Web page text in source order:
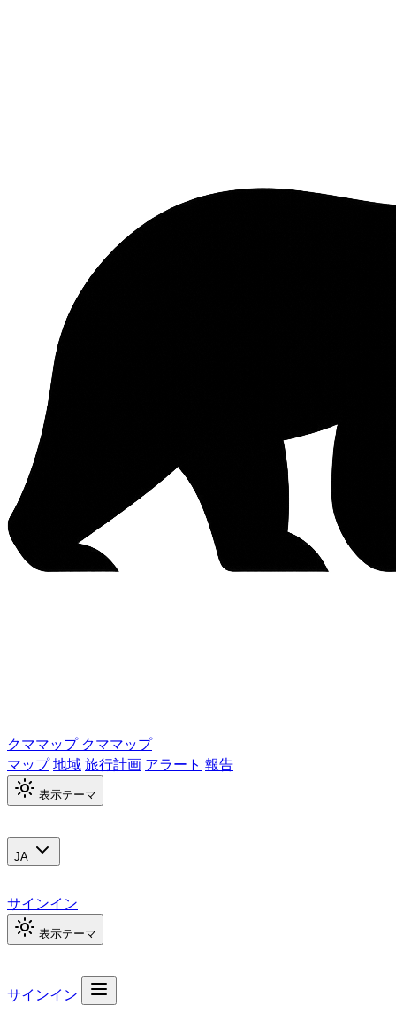
クママップ クママップ
マップ地域旅行計画 アラート 報告
表示テーマ
JA
サインイン
表示テーマ
サインイン